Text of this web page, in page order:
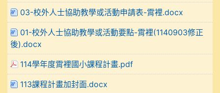
03-校外人士協助教學或活動申請表-霄裡.docx
01-校外人士協助教學或活動要點-霄裡(1140903修正
後).docx
114學年度霄裡國小課程計畫.pdf
113課程計畫加封面.docx